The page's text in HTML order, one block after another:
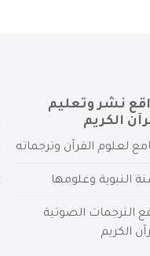
نشر وتعليم
الكريم
لعلوم القرآن وترجماته
النبوية وعلومها
الترجمات الصوتية
الكريم